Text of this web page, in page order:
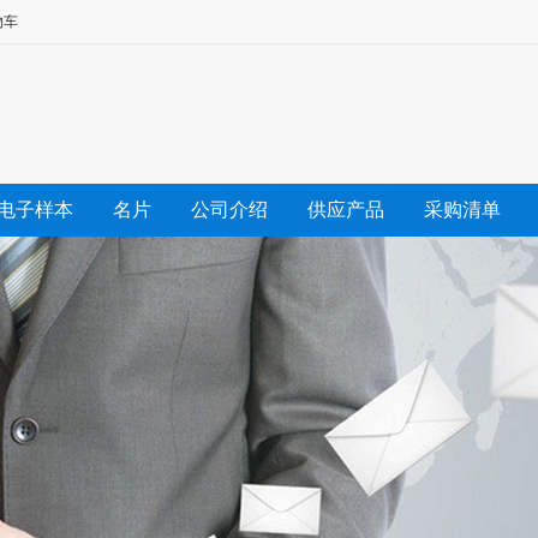
车
子样本 名片 公司介绍 供应产品 采购清单
友情链接